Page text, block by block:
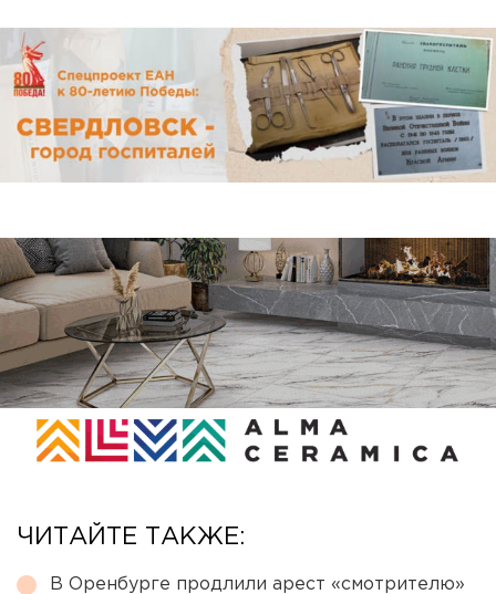
ЧИТАЙТЕ ТАКЖЕ:
В Оренбурге продлили арест «смотрителю»